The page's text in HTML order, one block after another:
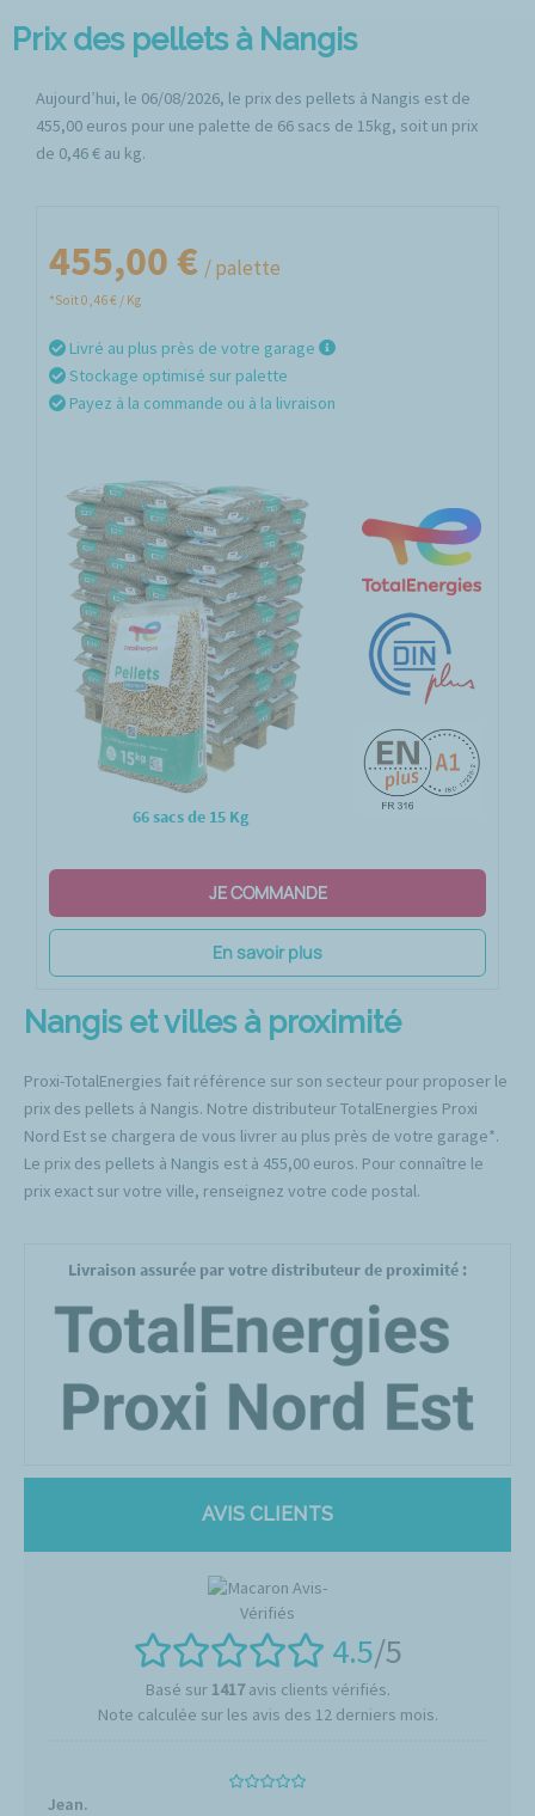
Prix des pellets à Nangis
Aujourd’hui, le 06/08/2026, le prix des pellets à Nangis est de
455,00 euros pour une palette de 66 sacs de 15kg, soit un prix
de 0,46 € au kg.
66 sacs de 15 Kg
455,00 € / palette
*Soit 0,46 € / Kg
Livré au plus près de votre garage
Stockage optimisé sur palette
Payez à la commande ou à la livraison
JE COMMANDE
En savoir plus
Nangis et villes à proximité
Proxi-TotalEnergies fait référence sur son secteur pour proposer le
prix des pellets à Nangis. Notre distributeur TotalEnergies Proxi
Nord Est se chargera de vous livrer au plus près de votre garage*.
Le prix des pellets à Nangis est à 455,00 euros. Pour connaître le
prix exact sur votre ville, renseignez votre code postal.
Livraison assurée par votre distributeur de proximité :
AVIS CLIENTS
4.5/5
Basé sur 1417avis clients vérifiés.
Note calculée sur les avis des 12 derniers mois.
Jean.